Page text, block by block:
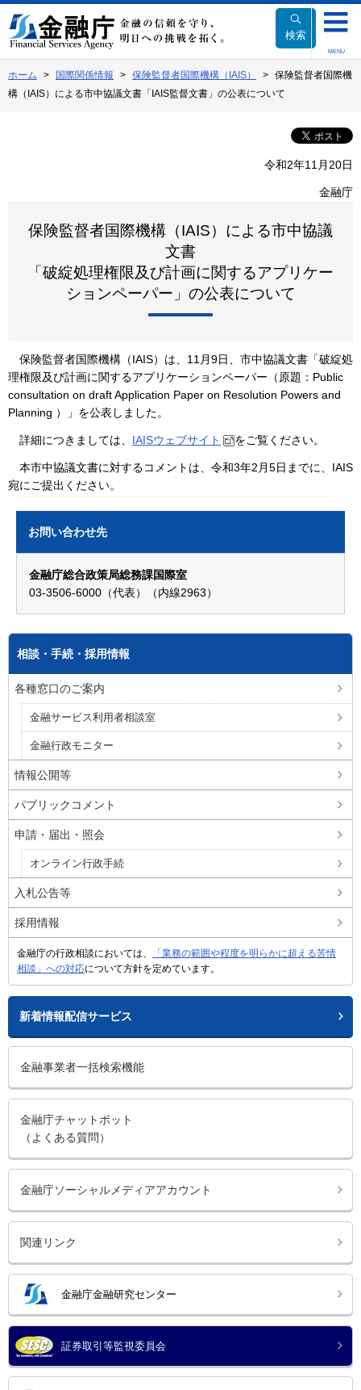
文
へ
動
検索
MENU
ホーム 国際関係情報 保険監督者国際機構（IAIS）
保険監督者国際機
構（IAIS）による市中協議文書「IAIS監督文書」の公表について
令和2年11月20日
金融庁
保険監督者国際機構（IAIS）による市中協議
文書
「破綻処理権限及び計画に関するアプリケー
ションペーパー」の公表について
保険監督者国際機構（IAIS）は、11月9日、市中協議文書「破綻処
理権限及び計画に関するアプリケーションペーパー（原題：Public
consultation on draft Application Paper on Resolution Powers and
Planning ）」を公表しました。
詳細につきましては、 IAISウェブサイト をご覧ください。
本市中協議文書に対するコメントは、令和3年2月5日までに、IAIS
宛にご提出ください。
お問い合わせ先
金融庁総合政策局総務課国際室
03-3506-6000（代表）（内線2963）
相談・手続・採用情報
各種窓口のご案内
金融サービス利用者相談室
金融行政モニター
情報公開等
パブリックコメント
申請・届出・照会
オンライン行政手続
入札公告等
採用情報
金融庁の行政相談においては、
「業務の範囲や程度を明らかに超える苦情
相談」への対応について方針を定めています。
新着情報配信サービス
金融事業者一括検索機能
金融庁チャットボット
（よくある質問）
金融庁ソーシャルメディアアカウント
関連リンク
金融庁金融研究センター
証券取引等監視委員会